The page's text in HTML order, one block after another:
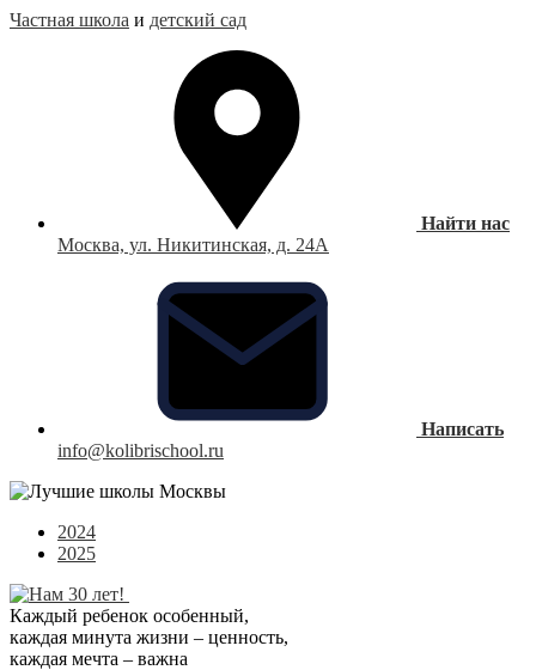
Частная школа и детский сад
Найти нас
Москва, ул. Никитинская, д. 24А
Написать
info@kolibrischool.ru
2024
2025
Каждый ребенок особенный,
каждая минута жизни – ценность,
каждая мечта – важна